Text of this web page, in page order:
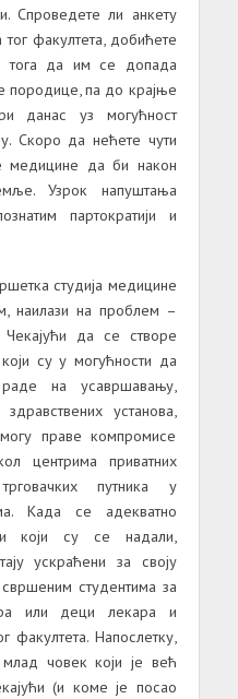
Спроведете ли анкету
тог факултета, добићете
тога да им се допада
породице, па до крајње
данас уз могућност
Скоро да нећете чути
медицине да би након
Узрок напуштања
партократији и
студија медицине
наилази на проблем –
Чекајући да се створе
су у могућности да
на усавршавању,
установа,
праве компромисе
центрима приватних
путника у
Када се адекватно
који су се надали,
ускраћени за своју
студентима за
или деци лекара и
Напослетку,
човек који је већ
(и коме је посао